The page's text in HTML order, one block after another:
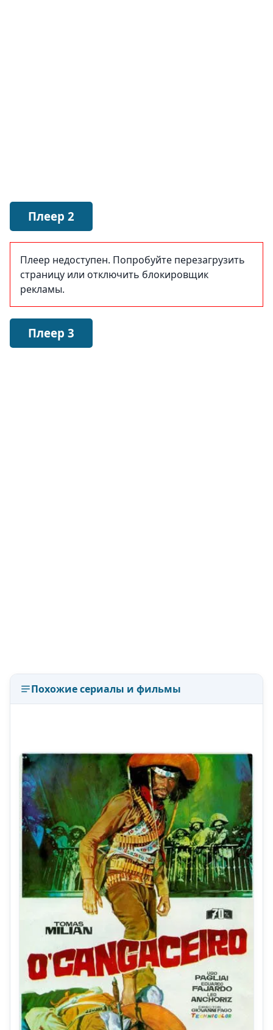
Плеер 2
Плеер недоступен. Попробуйте перезагрузить
страницу или отключить блокировщик
рекламы.
Плеер 3
Похожие сериалы и фильмы